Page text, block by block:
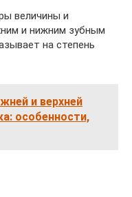
величины и
и нижним зубным
на степень
и верхней
особенности,